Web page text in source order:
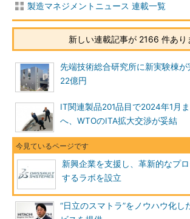
製造マネジメントニュース 連載一覧
新しい連載記事が 2166 件あり
先端技術総合研究所に新実験棟
22億円
IT関連製品201品目で2024年1月
へ、WTOのITA拡大交渉が妥結
新興企業を支援し、革新的なプ
するラボを設立
“日立のスマトラ”をノウハウ化し